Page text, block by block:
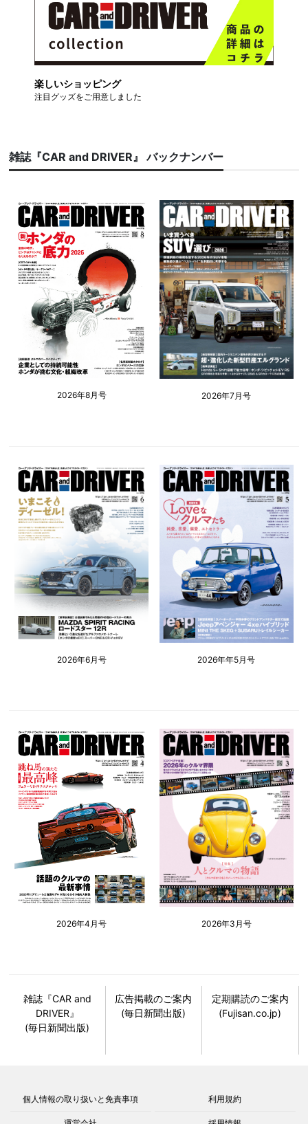
楽しいショッピング
注目グッズをご用意しました
雑誌『CAR and DRIVER』 バックナンバー
2026年8月号 2026年7月号
2026年6月号 2026年年5月号
2026年4月号 2026年3月号
雑誌『CAR and
DRIVER』
(毎日新聞出版)
広告掲載のご案内
(毎日新聞出版)
定期購読のご案内
(Fujisan.co.jp)
個人情報の取り扱いと免責事項 利用規約